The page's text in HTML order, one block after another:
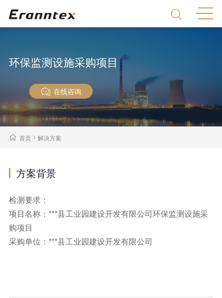
环保监测设施采购项目
在线咨询
首页> 解决方案
方案背景
检测要求：
项目名称：***县工业园建设开发有限公司环保监测设施采
购项目
采购单位：***县工业园建设开发有限公司